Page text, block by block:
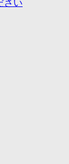
さい